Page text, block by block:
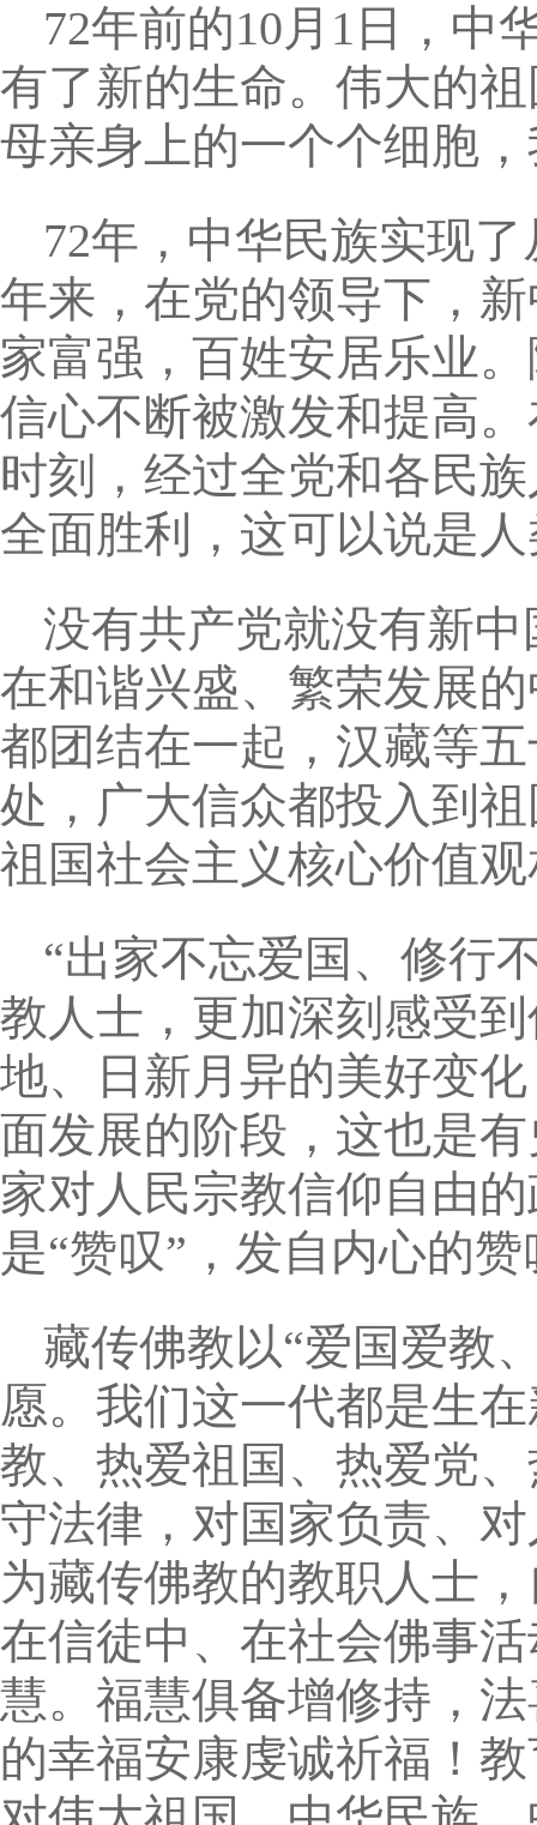
72年前的10月1日，中
有了新的生命。伟大的
母亲身上的一个个细胞
72年，中华民族实现
年来，在党的领导下，
家富强，百姓安居乐业
信心不断被激发和提高
时刻，经过全党和各民
全面胜利，这可以说是
没有共产党就没有新
在和谐兴盛、繁荣发展
都团结在一起，汉藏等
处，广大信众都投入到
祖国社会主义核心价值
“出家不忘爱国、修行
教人士，更加深刻感受
地、日新月异的美好变
面发展的阶段，这也是
家对人民宗教信仰自由
是“赞叹”，发自内心的赞
藏传佛教以“爱国爱教
愿。我们这一代都是生
教、热爱祖国、热爱党
守法律，对国家负责、
为藏传佛教的教职人士
在信徒中、在社会佛事
慧。福慧俱备增修持，
的幸福安康虔诚祈福！